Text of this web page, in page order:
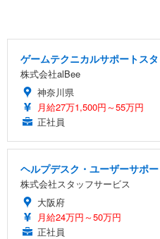
ゲームテクニカルサポートス
株式会社alBee
神奈川県
月給27万1,500円～55万円
正社員
ヘルプデスク・ユーザーサポ
株式会社スタッフサービス
大阪府
月給24万円～50万円
正社員